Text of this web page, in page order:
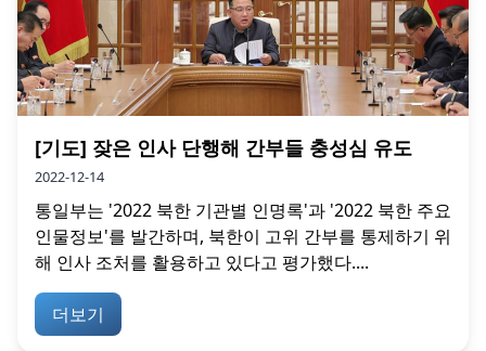
[기도] 잦은 인사 단행해 간부들 충성심 유도
2022-12-14
통일부는 '2022 북한 기관별 인명록'과 '2022 북한 주요
인물정보'를 발간하며, 북한이 고위 간부를 통제하기 위
해 인사 조처를 활용하고 있다고 평가했다....
더보기